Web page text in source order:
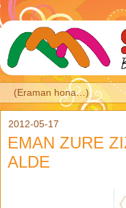
2012-05-17
EMAN ZURE
ALDE